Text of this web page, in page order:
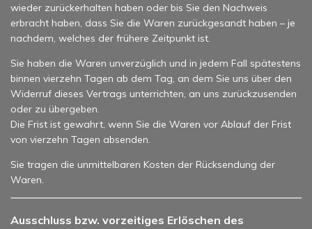
wieder zurückerhalten haben oder bis Sie den Nachweis
erbracht haben, dass Sie die Waren zurückgesandt haben – je
nachdem, welches der frühere Zeitpunkt ist.
Sie haben die Waren unverzüglich und in jedem Fall spätestens
binnen vierzehn Tagen ab dem Tag, an dem Sie uns über den
Widerruf dieses Vertrags unterrichten, an uns zurückzusenden
oder zu übergeben.
Die Frist ist gewahrt, wenn Sie die Waren vor Ablauf der Frist
von vierzehn Tagen absenden.
Sie tragen die unmittelbaren Kosten der Rücksendung der
Waren.
Ausschluss bzw. vorzeitiges Erlöschen des